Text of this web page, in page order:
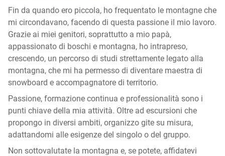
Fin da quando ero piccola, ho frequentato le montagne che
mi circondavano, facendo di questa passione il mio lavoro.
Grazie ai miei genitori, soprattutto a mio papà,
appassionato di boschi e montagna, ho intrapreso,
crescendo, un percorso di studi strettamente legato alla
montagna, che mi ha permesso di diventare maestra di
snowboard e accompagnatore di territorio.
Passione, formazione continua e professionalità sono i
punti chiave della mia attività. Oltre ad escursioni che
propongo in diversi ambiti, organizzo gite su misura,
adattandomi alle esigenze del singolo o del gruppo.
Non sottovalutate la montagna e, se potete, affidatevi